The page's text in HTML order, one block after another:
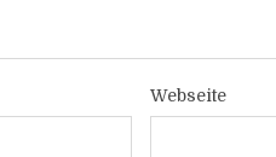
Webseite